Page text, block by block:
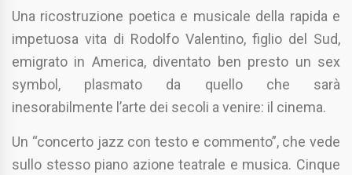
Una ricostruzione poetica e musicale della rapida e
impetuosa vita di Rodolfo Valentino, figlio del Sud,
emigrato in America, diventato ben presto un sex
symbol, plasmato da quello che sarà
inesorabilmente l’arte dei secoli a venire: il cinema.
Un “concerto jazz con testo e commento”, che vede
sullo stesso piano azione teatrale e musica. Cinque